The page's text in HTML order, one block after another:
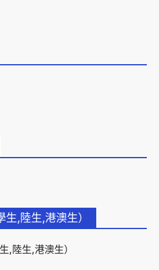
,陸生,港澳生）
,陸生,港澳生）